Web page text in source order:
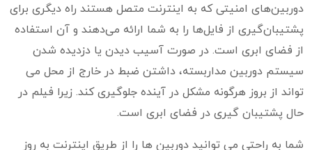
دوربین‌های امنیتی که به اینترنت متصل هستند راه دیگری برای
پشتیبان‌گیری از فایل‌ها را به شما ارائه می‌دهند و آن استفاده
از فضای ابری است. در صورت آسیب دیدن یا دزدیده شدن
سیستم دوربین مداربسته، داشتن ضبط در خارج از محل می
تواند از بروز هرگونه مشکل در آینده جلوگیری کند. زیرا فیلم در
حال پشتیبان گیری در فضای ابری است.
شما به راحتی می توانید دوربین ها را از طریق اینترنت به روز